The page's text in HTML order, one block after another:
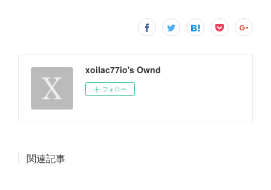
xoilac77io's Ownd
フォロー
関連記事